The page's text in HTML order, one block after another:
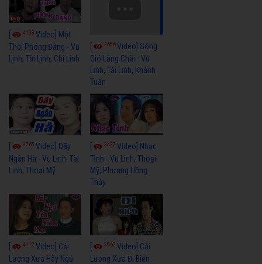
4108 Video] Một
Thời Phóng Đãng - Vũ
Linh, Tài Linh, Chí Linh
3656Video] Sóng
Gió Làng Chài - Vũ
Linh, Tài Linh, Khánh
Tuấn
3765 Video] Dãy
Ngân Hà - Vũ Linh, Tài
Linh, Thoại Mỹ
3437Video] Nhạc
Tình - Vũ Linh, Thoại
Mỹ, Phương Hồng
Thủy
4112 Video] Cải
Lương Xưa Hãy Ngủ
3962Video] Cải
Lương Xưa Đi Biển -